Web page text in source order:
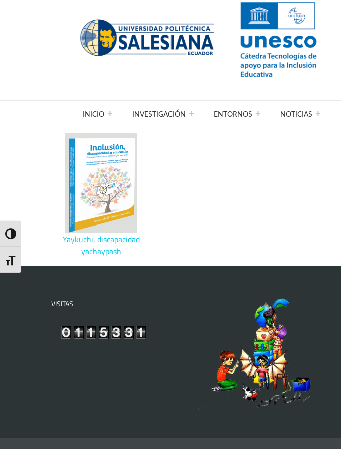
Toggle High Contrast
Toggle Font size
INICIO INVESTIGACIÓN ENTORNOS NOTICIAS
Yaykuchi, discapacidad
yachaypash
VISITAS